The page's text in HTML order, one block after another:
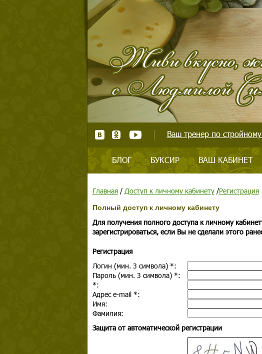
Ваш тренер по
БЛОГ БУКСИР ВАШ КАБИНЕТ
Главная/ Доступ к личному кабинету/Регистрация
Полный доступ к личному кабинету
Для получения полного доступа к личному
зарегистрироваться, если Вы не сделали этого
Регистрация
Логин (мин. 3 символа) *:
Пароль (мин. 3 символа) *:
*:
Адрес e-mail *:
Имя:
Фамилия:
Защита от автоматической регистрации